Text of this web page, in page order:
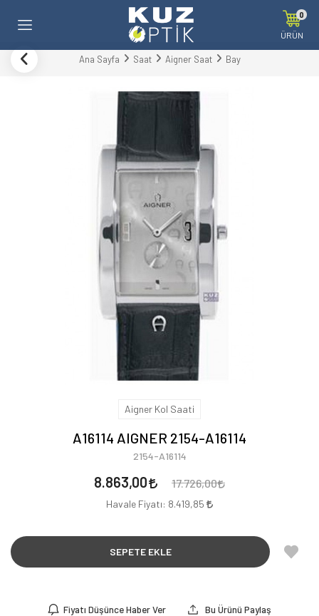
0
ÜRÜN
Ana Sayfa Saat Aigner Saat Bay
Aigner Kol Saati
A16114 AIGNER 2154-A16114
2154-A16114
8.863,00 17.726,00
Havale Fiyatı: 8.419,85
SEPETE EKLE
Fiyatı Düşünce Haber Ver Bu Ürünü Paylaş